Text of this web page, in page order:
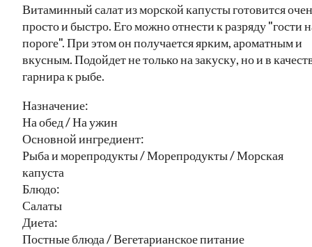
Витаминный салат из морской капусты готовится
просто и быстро. Его можно отнести к разряду "гости
пороге". При этом он получается ярким, ароматным и
вкусным. Подойдет не только на закуску, но и в
гарнира к рыбе.
Назначение:
На обед / На ужин
Основной ингредиент:
Рыба и морепродукты / Морепродукты / Морская
капуста
Блюдо:
Салаты
Диета:
Постные блюда / Вегетарианское питание